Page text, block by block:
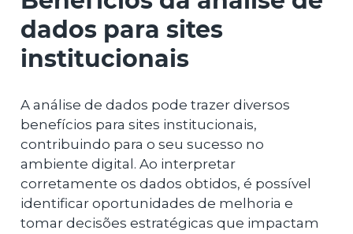
dados para sites
institucionais
A análise de dados pode trazer diversos
benefícios para sites institucionais,
contribuindo para o seu sucesso no
ambiente digital. Ao interpretar
corretamente os dados obtidos, é possível
identificar oportunidades de melhoria e
tomar decisões estratégicas que impactam